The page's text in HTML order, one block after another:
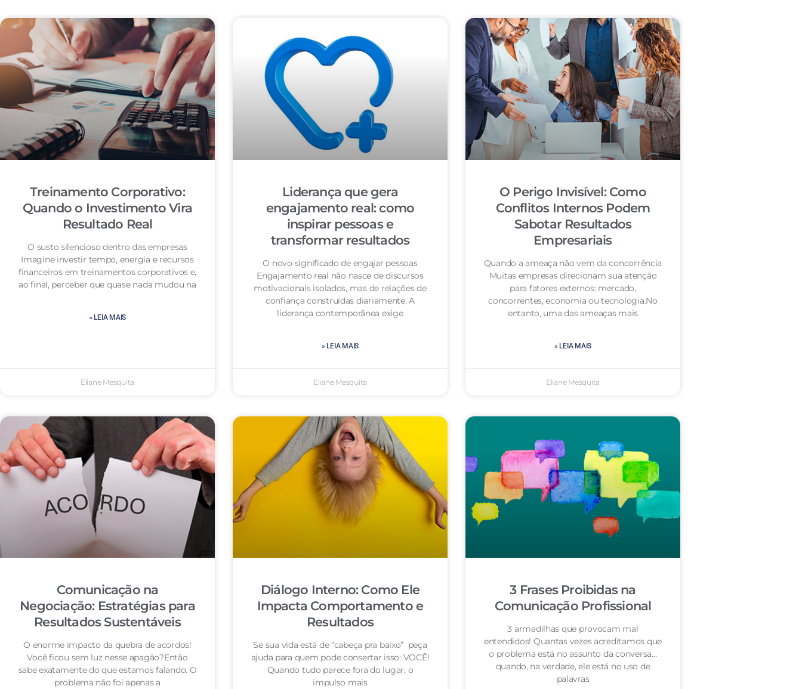
Treinamento Corporativo:
Quando o Investimento Vira
Resultado Real
O susto silencioso dentro das empresas
Imagine investir tempo, energia e recursos
financeiros em treinamentos corporativos e,
ao final, perceber que quase nada mudou na
» LEIA MAIS
Eliane Mesquita
Liderança que gera
engajamento real: como
inspirar pessoas e
transformar resultados
O novo significado de engajar pessoas
Engajamento real não nasce de discursos
motivacionais isolados, mas de relações de
confiança construídas diariamente. A
liderança contemporânea exige
» LEIA MAIS
Eliane Mesquita
O Perigo Invisível: Como
Conflitos Internos Podem
Sabotar Resultados
Empresariais
Quando a ameaça não vem da concorrência
Muitas empresas direcionam sua atenção
para fatores externos: mercado,
concorrentes, economia ou tecnologia.No
entanto, uma das ameaças mais
» LEIA MAIS
Eliane Mesquita
Comunicação na
Negociação: Estratégias para
Resultados Sustentáveis
O enorme impacto da quebra de acordos!
Você ficou sem luz nesse apagão?Então
sabe exatamente do que estamos falando. O
problema não foi apenas a
Diálogo Interno: Como Ele
Impacta Comportamento e
Resultados
Se sua vida está de “cabeça pra baixo” peça
ajuda para quem pode consertar isso: VOCÊ!
Quando tudo parece fora do lugar, o
impulso mais
3 Frases Proibidas na
Comunicação Profissional
3 armadilhas que provocam mal
entendidos! Quantas vezes acreditamos que
o problema está no assunto da conversa…
quando, na verdade, ele está no uso de
palavras